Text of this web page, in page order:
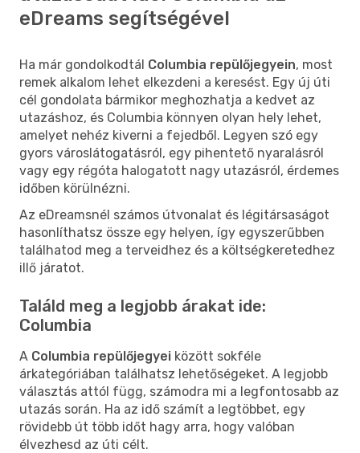
eDreams segítségével
Ha már gondolkodtál Columbia repülőjegyein, most
remek alkalom lehet elkezdeni a keresést. Egy új úti
cél gondolata bármikor meghozhatja a kedvet az
utazáshoz, és Columbia könnyen olyan hely lehet,
amelyet nehéz kiverni a fejedből. Legyen szó egy
gyors városlátogatásról, egy pihentető nyaralásról
vagy egy régóta halogatott nagy utazásról, érdemes
időben körülnézni.
Az eDreamsnél számos útvonalat és légitársaságot
hasonlíthatsz össze egy helyen, így egyszerűbben
találhatod meg a terveidhez és a költségkeretedhez
illő járatot.
Találd meg a legjobb árakat ide:
Columbia
A Columbia repülőjegyei között sokféle
árkategóriában találhatsz lehetőségeket. A legjobb
választás attól függ, számodra mi a legfontosabb az
utazás során. Ha az idő számít a legtöbbet, egy
rövidebb út több időt hagy arra, hogy valóban
élvezhesd az úti célt.